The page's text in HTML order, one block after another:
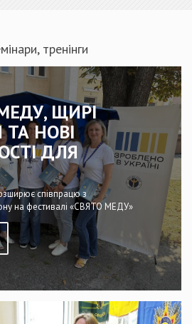
тренінги
ЩИРІ
НОВІ
ДЛЯ
співпрацю з
на фестивалі «СВЯТО МЕДУ»